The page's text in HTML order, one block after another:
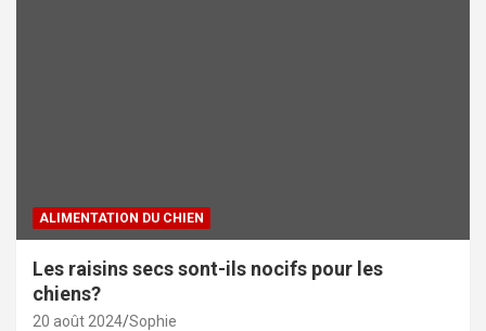
ALIMENTATION DU CHIEN
Les raisins secs sont-ils nocifs pour les
chiens?
20 août 2024 Sophie